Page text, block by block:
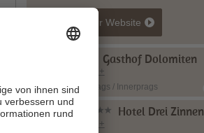
zur Website
Gasthof Dolomiten
CIN +
Prags / Innerprags
Hotel Drei Zinnen
CIN +